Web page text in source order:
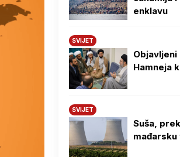
enklavu
SVIJET
Hamneja
SVIJET
Suša,
mađarsku